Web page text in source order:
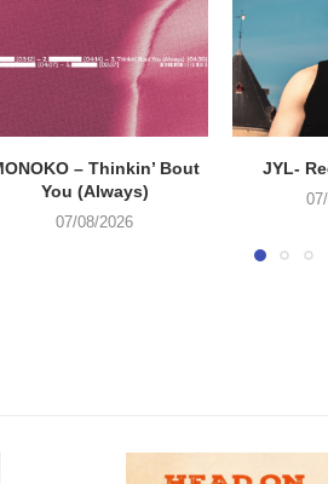
– Thinkin’ Bout
You (Always)
07/08/2026
JYL-